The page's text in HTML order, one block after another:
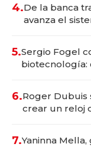
4.De la banca
avanza el
5.Sergio Fogel
biotecnología:
6.Roger Dubuis
crear un reloj
7.Yaninna